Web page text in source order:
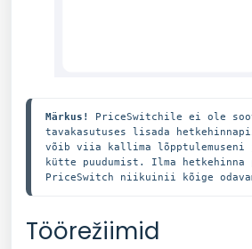
Märkus!
PriceSwitchile ei ole
tavakasutuses lisada
võib viia kallima
kütte puudumist. Ilma
PriceSwitch niikuinii kõige
Töörežiimid